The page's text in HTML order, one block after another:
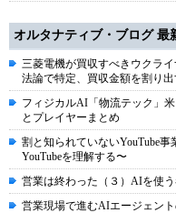
オルタナティブ・ブログ 最
三菱電機が買収すべきウクラ
法論で特定、買収金額を割り
フィジカルAI「物流テック」
とプレイヤーまとめ
割と知られていないYouTube
YouTubeを理解する〜
営業は終わった（３）AIを使
営業現場で進むAIエージェン